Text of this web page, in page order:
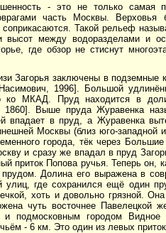
- это не только самая
часть Москвы. Верховья
соприкасаются. Такой рельеф
высот между водоразделами и
где обзор не стиснут
Загорья заключены в
1996]. Большой
ко МКАД. Пруд находится в
1860]. Выше пруда Журавенка
впадает в пруд, а Журавенка
Москвы (близ юго-западной
города, тёк через
и сразу же впадал в пруд
приток Попова ручья. Теперь он,
Долина его выражена в
улиц, где сохранился ещё один
хоть и довольно грязной.
чуть восточнее Павелецкой
подмосковным городом
- 6 км. Это один из левых